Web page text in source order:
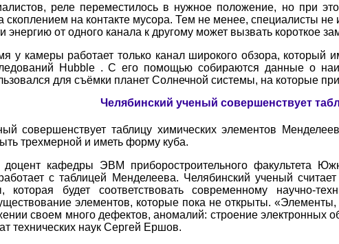
реле переместилось в нужное положение, но при
скоплением на контакте мусора. Тем не менее, специалисты
энергию от одного канала к другому может вызвать короткое
у камеры работает только канал широкого обзора, который
Hubble . С его помощью собираются данные о
для съёмки планет Солнечной системы, на которые
Челябинский ученый совершенствует
совершенствует таблицу химических элементов
трехмерной и иметь форму куба.
кафедры ЭВМ приборостроительного факультета
с таблицей Менделеева. Челябинский ученый
которая будет соответствовать современному научно-
элементов, которые пока не открыты.
своем много дефектов, аномалий: строение электронных
технических наук Сергей Ершов.